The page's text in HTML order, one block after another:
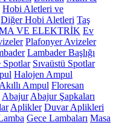
Hobi Aletleri ve
Diğer Hobi Aletleri Taş
VE ELEKTRİK Ev
Plafonyer Avizeler
Lambader Başlığı
Spotlar Sıvaüstü Spotlar
Halojen Ampul
Akıllı Ampul Floresan
Abajur Abajur Şapkaları
Aplikler Duvar Aplikleri
Gece Lambaları Masa